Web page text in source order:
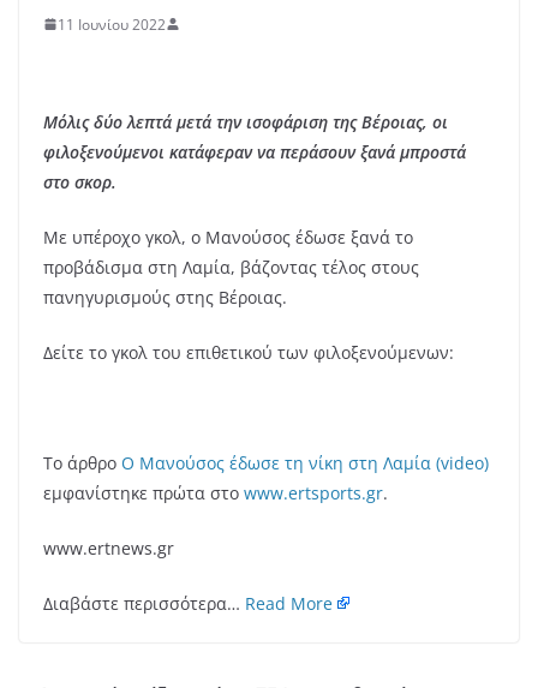
11 Ιουνίου 2022
Μόλις δύο λεπτά μετά την ισοφάριση της Βέροιας, οι
φιλοξενούμενοι κατάφεραν να περάσουν ξανά μπροστά
στο σκορ.
Με υπέροχο γκολ, ο Μανούσος έδωσε ξανά το
προβάδισμα στη Λαμία, βάζοντας τέλος στους
πανηγυρισμούς στης Βέροιας.
Δείτε το γκολ του επιθετικού των φιλοξενούμενων:
Το άρθρο Ο Μανούσος έδωσε τη νίκη στη Λαμία (video)
εμφανίστηκε πρώτα στο www.ertsports.gr.
www.ertnews.gr
Διαβάστε περισσότερα… Read More